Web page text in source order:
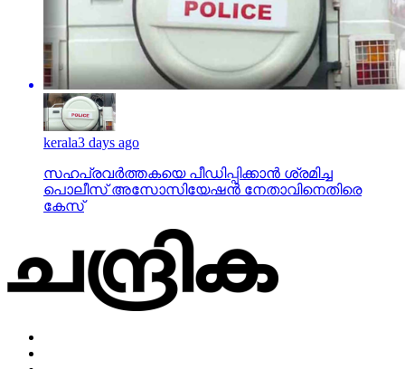
kerala3 days ago
സഹപ്രവര്‍ത്തകയെ പീഡിപ്പിക്കാന്‍ ശ്രമിച്ച
പൊലീസ് അസോസിയേഷന്‍ നേതാവിനെതിരെ
കേസ്